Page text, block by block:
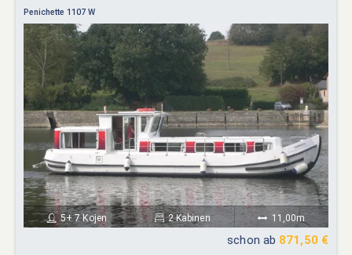
Penichette 1107 W
5+ 7 Kojen 2 Kabinen 11,00m
schon ab 871,50 €